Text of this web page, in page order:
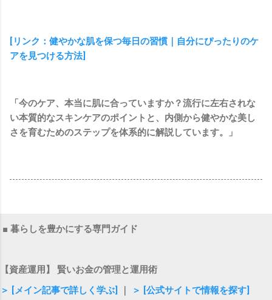
[リンク：健やかな肌を保つ毎日の習慣｜自分にぴったりのケ
アを見つける方法]
「今のケア、本当に肌に合っていますか？流行に左右されな
い本質的なスキンケアのポイントと、内側から健やかな美し
さを育むためのステップを体系的に解説しています。」
■ 暮らしを豊かにする専門ガイド
【資産運用】 賢いお金の管理と運用術
＞ [メイン記事で詳しく学ぶ]
＞ [公式サイトで情報を探す]